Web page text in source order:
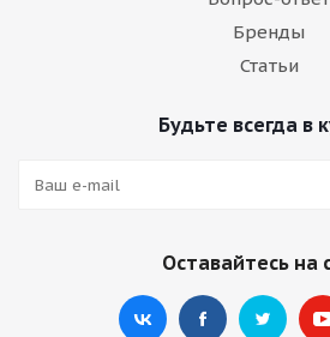
Бренды
Статьи
Будьте всегда в
Оставайтесь на